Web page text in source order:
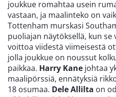
joukkue romahtaa usein
vastaan, ja maalinteko on
Tottenham murskasi
puoliajan näytöksellä, kun
voittoa viidestä viimeisestä
jolla joukkue on noussut
paikkaa. Harry Kane johtaa
maalipörssiä, ennätyksiä
18 osumaa. Dele Allilta on